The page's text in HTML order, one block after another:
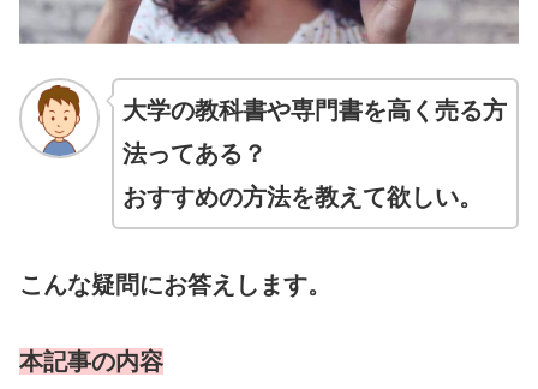
大学の教科書や専門書を高く売る方
法ってある？
おすすめの方法を教えて欲しい。
こんな疑問にお答えします。
本記事の内容